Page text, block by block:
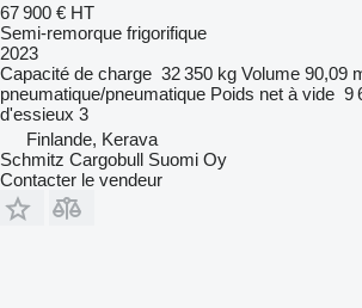
67 900 € HT
Semi-remorque frigorifique
2023
Capacité de charge 32 350 kg Volume 90,09
pneumatique/pneumatique Poids net à vide 9
d'essieux 3
Finlande, Kerava
Schmitz Cargobull Suomi Oy
Contacter le vendeur